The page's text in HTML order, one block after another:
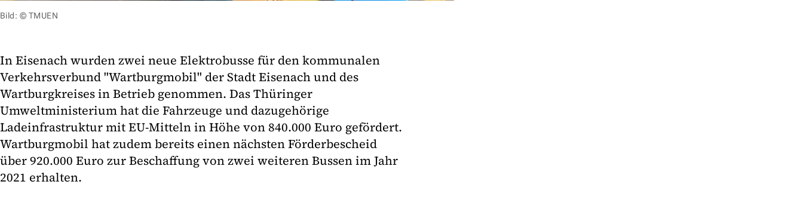
Bild: © TMUEN
In Eisenach wurden zwei neue Elektrobusse für den kommunalen
Verkehrsverbund "Wartburgmobil" der Stadt Eisenach und des
Wartburgkreises in Betrieb genommen. Das Thüringer
Umweltministerium hat die Fahrzeuge und dazugehörige
Ladeinfrastruktur mit EU-Mitteln in Höhe von 840.000 Euro gefördert.
Wartburgmobil hat zudem bereits einen nächsten Förderbescheid
über 920.000 Euro zur Beschaffung von zwei weiteren Bussen im Jahr
2021 erhalten.